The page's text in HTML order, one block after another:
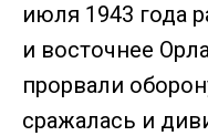
июля 1943 года
и восточнее
прорвали
сражалась и